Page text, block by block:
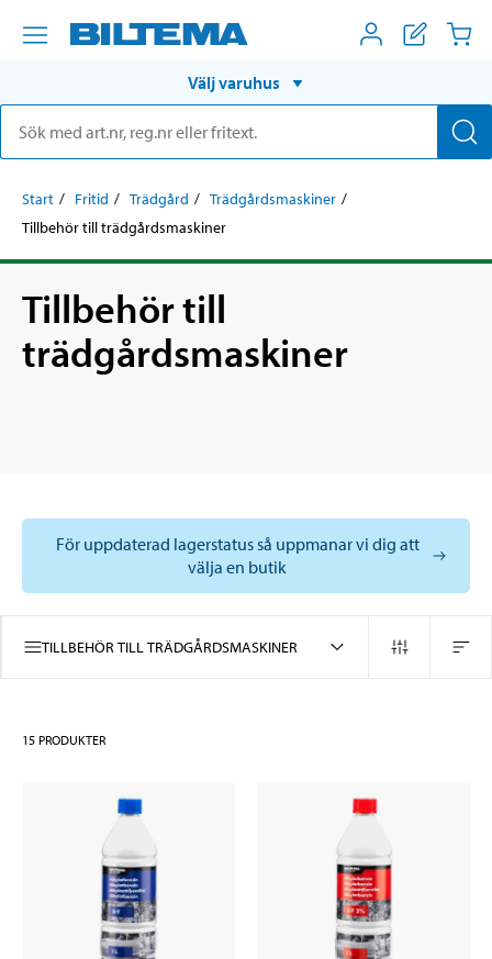
Välj varuhus
Start Fritid Trädgård
Trädgårdsmaskiner
Tillbehör till trädgårdsmaskiner
Tillbehör till
trädgårdsmaskiner
För uppdaterad lagerstatus så uppmanar vi dig att
välja en butik
TILLBEHÖR TILL TRÄDGÅRDSMASKINER
15 PRODUKTER